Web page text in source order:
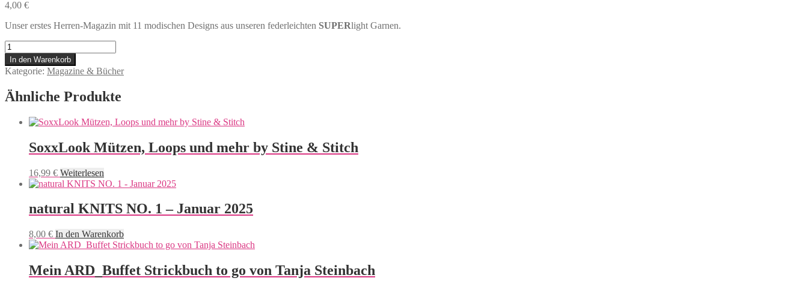
4,00 €
Unser erstes Herren-Magazin mit 11 modischen Designs aus unseren federleichten SUPERlight Garnen.
Lamana
men
01
Menge
In den Warenkorb
Kategorie: Magazine & Bücher
Ähnliche Produkte
SoxxLook Mützen, Loops und mehr by Stine & Stitch
16,99 € Weiterlesen
natural KNITS NO. 1 – Januar 2025
8,00 € In den Warenkorb
Mein ARD_Buffet Strickbuch to go von Tanja Steinbach